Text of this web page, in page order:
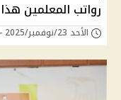
رواتب المعلمين
الأحد 23/نوفمبر/2025 - 02:29 م